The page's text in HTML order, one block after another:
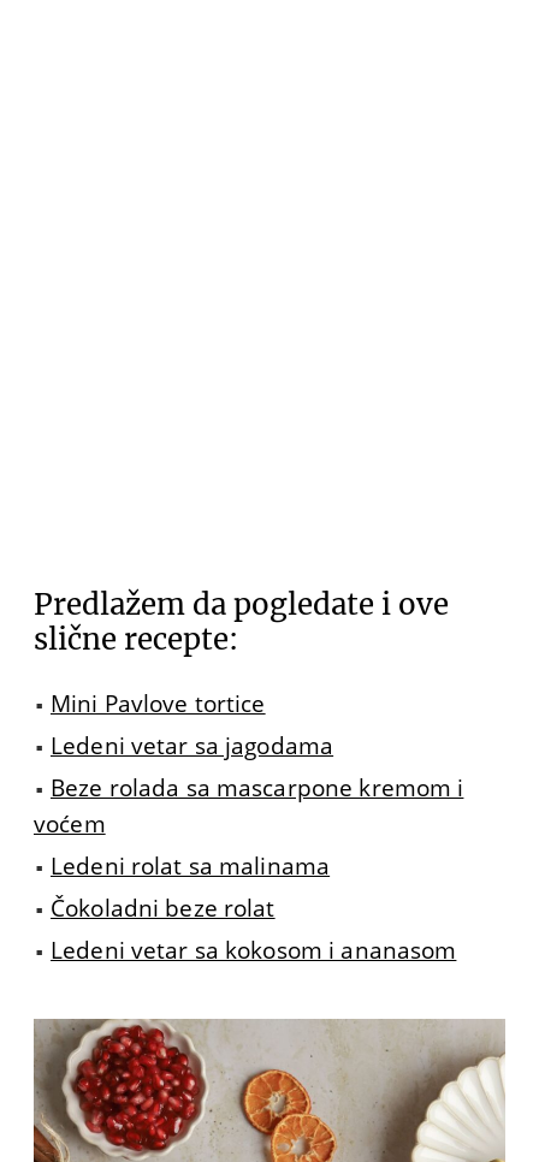
Predlažem da pogledate i ove
slične recepte:
Mini Pavlove tortice
Ledeni vetar sa jagodama
Beze rolada sa mascarpone kremom i
voćem
Ledeni rolat sa malinama
Čokoladni beze rolat
Ledeni vetar sa kokosom i ananasom